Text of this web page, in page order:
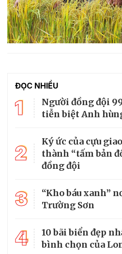
ĐỌC NHIỀU
1
Người đồng đội
tiễn biệt Anh
2
Ký ức của cựu
thành “tấm bản
đồng đội
3
“Kho báu xanh”
Trường Sơn
4
10 bãi biển đẹp
bình chọn của